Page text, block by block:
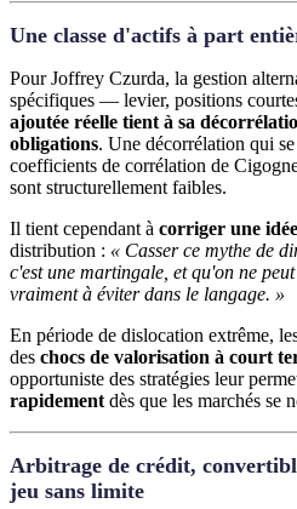
Une classe d'actifs à part
Pour Joffrey Czurda, la gestion
spécifiques — levier, positions
ajoutée réelle tient à sa
obligations. Une décorrélation qui
coefficients de corrélation de
sont structurellement faibles.
Il tient cependant à corriger une
distribution : « Casser ce mythe de
c'est une martingale, et qu'on ne
vraiment à éviter dans le langage. »
En période de dislocation extrême,
des chocs de valorisation à court
opportuniste des stratégies leur
rapidement dès que les marchés se
Arbitrage de crédit,
jeu sans limite